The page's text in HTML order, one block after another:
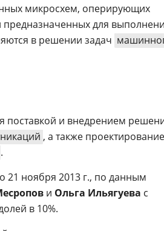
микросхем, оперирующих
для
в решении задач
поставкой и внедрением
, а также
.
21 ноября 2013 г., по данным
и Ольга Ильягуева с
в 10%.